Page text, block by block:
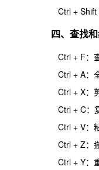
Ctrl +
四、查找
Ctrl + F：
Ctrl + A：
Ctrl + X：
Ctrl + C：
Ctrl + V：
Ctrl + Z：
Ctrl + Y：